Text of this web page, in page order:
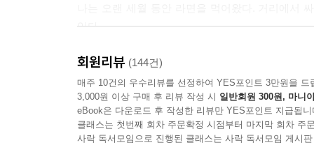
*
나에게 여행은 세계의 내용과 표정을 관찰하는
들, 지나가는 것들의 지나가는 꼴들, 그 느낌과 냄
있다.
일을 생각하면 더욱 쓸쓸하다. 쓸쓸한 것이 김밥과
이 궁상맞음을 비웃어서는 안 된다. 당신들도 다
뻔하다.
라면이나 짜장면은 장복을 하게 되면 인이 박인
혓바닥이 아니라 정서 위에 찍힌 문양과도 같다.
회원리뷰 (144건)
매주 10건의 우수리뷰를 선정하여 YES포인트 3만원을 드
3,000원 이상 구매 후 리뷰 작성 시 일반회원 300원, 마니
eBook은 다운로드 후 작성한 리뷰만 YES포인트 지급됩니
클래스는 첫번째 회차 주문확정 시점부터 마지막 회차 주
사락 독서모임으로 진행된 클래스는 사락 독서모임 게시